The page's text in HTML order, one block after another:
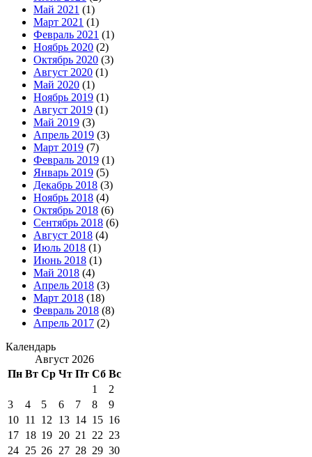
Май 2021 (1)
Март 2021 (1)
Февраль 2021 (1)
Ноябрь 2020 (2)
Октябрь 2020 (3)
Август 2020 (1)
Май 2020 (1)
Ноябрь 2019 (1)
Август 2019 (1)
Май 2019 (3)
Апрель 2019 (3)
Март 2019 (7)
Февраль 2019 (1)
Январь 2019 (5)
Декабрь 2018 (3)
Ноябрь 2018 (4)
Октябрь 2018 (6)
Сентябрь 2018 (6)
Август 2018 (4)
Июль 2018 (1)
Июнь 2018 (1)
Май 2018 (4)
Апрель 2018 (3)
Март 2018 (18)
Февраль 2018 (8)
Апрель 2017 (2)
Календарь
Август 2026
Пн Вт Ср Чт Пт Сб Вс
1
2
3
4 5 6 7 8
9
10 11 12 13 14 15 16
17 18 19 20 21 22 23
24 25 26 27 28 29 30